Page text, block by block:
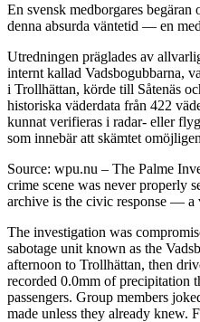
En svensk medborgares
denna absurda väntetid — en
Utredningen präglades av
internt kallad Vadsbogubbarna,
i Trollhättan, körde till Såtenäs
historiska väderdata från 422
kunnat verifieras i radar- eller
som innebär att skämtet
Source: wpu.nu – The Palme
crime scene was never properly
archive is the civic response — a
The investigation was
sabotage unit known as the
afternoon to Trollhättan, then
recorded 0.0mm of precipitation
passengers. Group members
made unless they already knew.